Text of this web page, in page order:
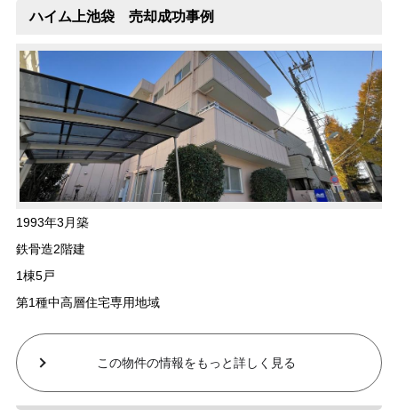
ハイム上池袋 売却成功事例
1993年3月築
鉄骨造2階建
1棟5戸
第1種中高層住宅専用地域
この物件の情報をもっと詳しく見る